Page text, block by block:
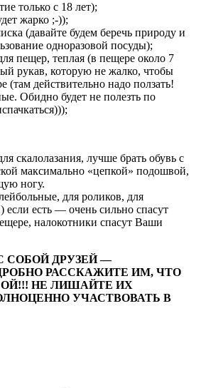
только с 18 лет);
жарко ;-));
(давайте будем беречь природу и
одноразовой посуды);
пещер, теплая (в пещере около 7
рукав, которую не жалко, чтобы
(там действительно надо ползать!
Обидно будет не полезть по
скалолазания, лучше брать обувь с
максимально «цепкой» подошвой,
ногу.
для роликов, для
если есть — очень сильно спасут
налокотники спасут Ваши
СОБОЙ ДРУЗЕЙ —
РАССКАЖИТЕ ИМ, ЧТО
НЕ ЛИШАЙТЕ ИХ
УЧАСТВОВАТЬ В